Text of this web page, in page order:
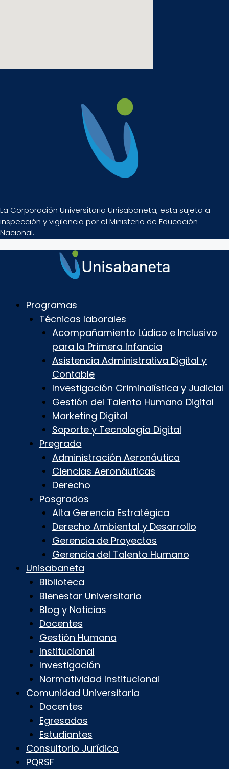
La Corporación Universitaria Unisabaneta, esta sujeta a
inspección y vigilancia por el Ministerio de Educación
Nacional.
Programas
Técnicas laborales
Acompañamiento Lúdico e Inclusivo
para la Primera Infancia
Asistencia Administrativa Digital y
Contable
Investigación Criminalística y Judicial
Gestión del Talento Humano Digital
Marketing Digital
Soporte y Tecnología Digital
Pregrado
Administración Aeronáutica
Ciencias Aeronáuticas
Derecho
Posgrados
Alta Gerencia Estratégica
Derecho Ambiental y Desarrollo
Gerencia de Proyectos
Gerencia del Talento Humano
Unisabaneta
Biblioteca
Bienestar Universitario
Blog y Noticias
Docentes
Gestión Humana
Institucional
Investigación
Normatividad Institucional
Comunidad Universitaria
Docentes
Egresados
Estudiantes
Consultorio Jurídico
PQRSF